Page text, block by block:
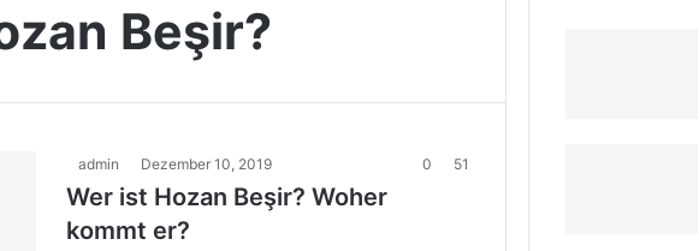
Beşir?
admin Dezember 10, 2019 0 51
Wer ist Hozan Beşir? Woher
kommt er?